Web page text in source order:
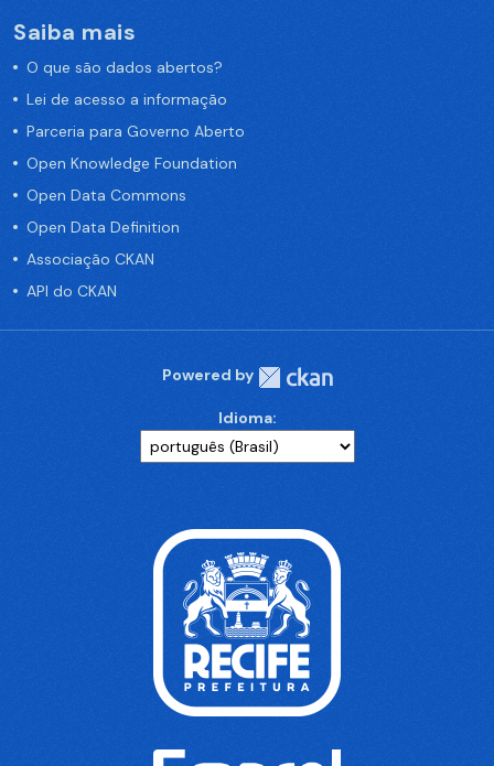
Saiba mais
O que são dados abertos?
Lei de acesso a informação
Parceria para Governo Aberto
Open Knowledge Foundation
Open Data Commons
Open Data Definition
Associação CKAN
API do CKAN
Powered by
Idioma